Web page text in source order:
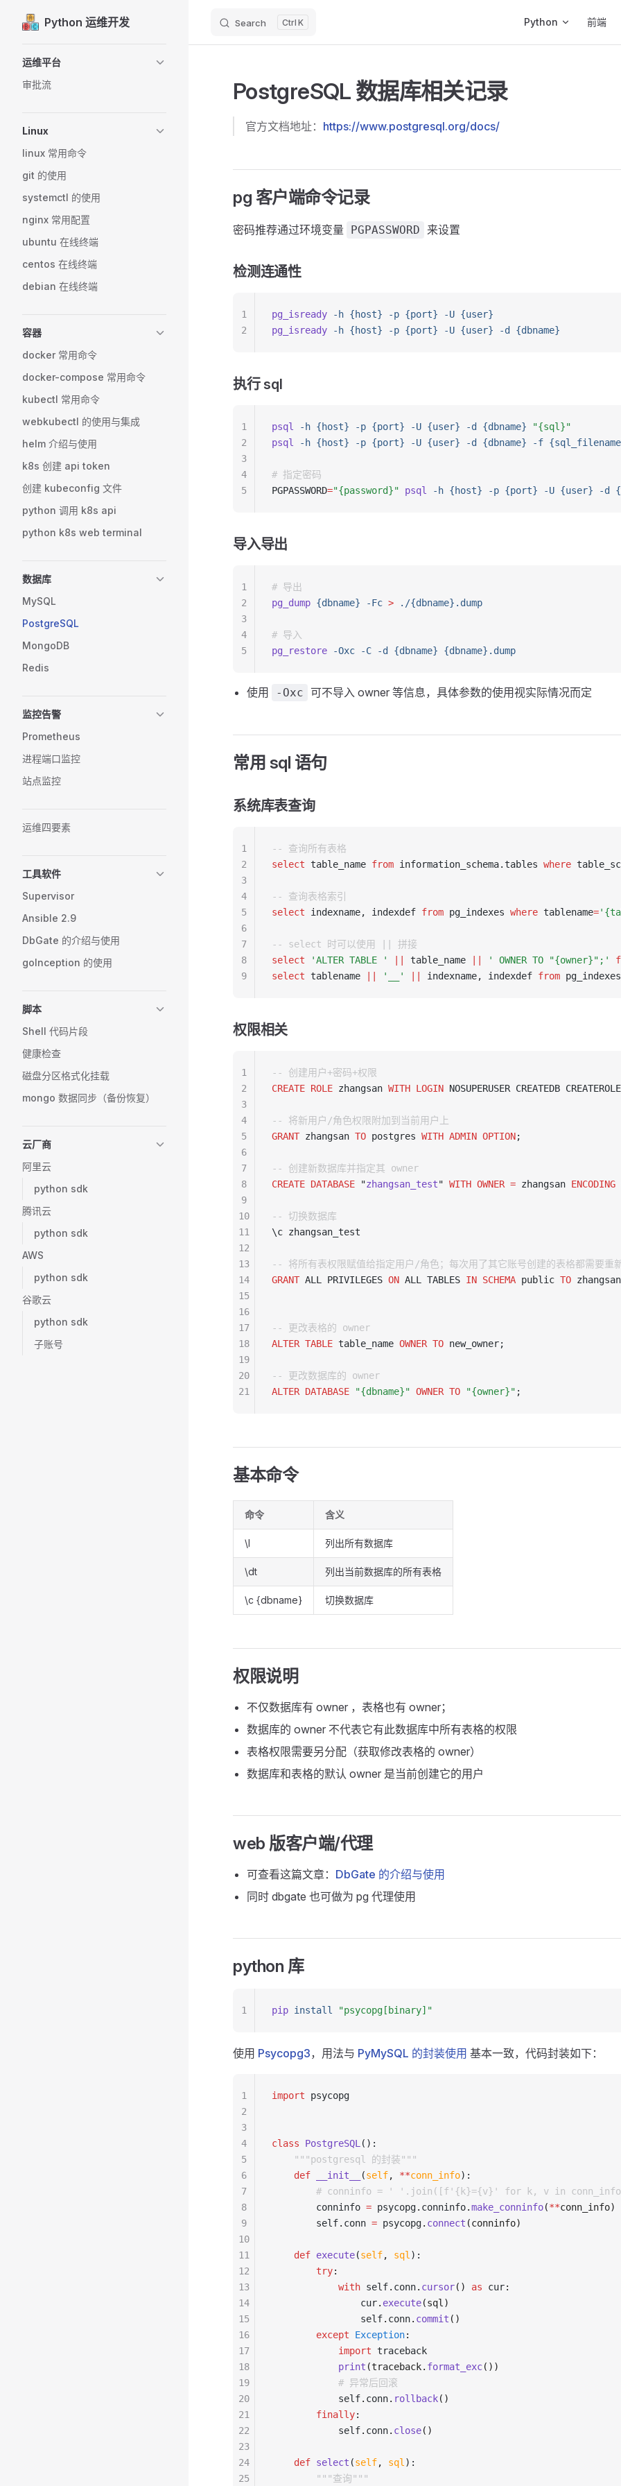
Skip to content
Python 运维开发 Search K Python 前端
运维平台
审批流
Linux
linux 常用命令
git 的使用
systemctl 的使用
nginx 常用配置
ubuntu 在线终端
centos 在线终端
debian 在线终端
容器
docker 常用命令
docker-compose 常用命令
kubectl 常用命令
webkubectl 的使用与集成
helm 介绍与使用
k8s 创建 api token
创建 kubeconfig 文件
python 调用 k8s api
python k8s web terminal
数据库
MySQL
PostgreSQL
MongoDB
Redis
监控告警
Prometheus
进程端口监控
站点监控
运维四要素
工具软件
Supervisor
Ansible 2.9
DbGate 的介绍与使用
goInception 的使用
脚本
Shell 代码片段
健康检查
磁盘分区格式化挂载
mongo 数据同步（备份恢复）
云厂商
阿里云
python sdk
腾讯云
python sdk
AWS
python sdk
谷歌云
python sdk
子账号
PostgreSQL 数据库相关记录
官方文档地址： https://www.postgresql.org/docs/
pg 客户端命令记录
密码推荐通过环境变量 PGPASSWORD 来设置
检测连通性
pg_isready -h {host} -p {port} -U {user}
pg_isready -h {host} -p {port} -U {user} -d {dbname}
1
2
执行 sql
psql -h {host} -p {port} -U {user} -d {dbname} "{sql}"
psql
-h {host} -p {port} -U {user} -d {dbname} -f
# 指定密码
PGPASSWORD="{password}" psql -h {host} -p {port} -U {user} -d
1
2
3
4
5
导入导出
# 导出
pg_dump {dbname} -Fc > ./{dbname}.dump
# 导入
pg_restore -Oxc -C -d {dbname} {dbname}.dump
1
2
3
4
5
使用 -Oxc 可不导入 owner 等信息，具体参数的使用视实际情况而定
常用 sql 语句
系统库表查询
-- 查询所有表格
select table_name from information_schema.tables where
-- 查询表格索引
select indexname, indexdef from pg_indexes where tablename=
-- select 时可以使用 || 拼接
select 'ALTER TABLE ' table_name ' OWNER TO "{owner}";'
select tablename '__' indexname, indexdef from pg_indexes
1
2
3
4
5
6
7
8
9
权限相关
-- 创建用户+密码+权限
CREATE ROLE zhangsan WITH LOGIN NOSUPERUSER CREATEDB
-- 将新用户/角色权限附加到当前用户上
GRANT zhangsan TO postgres WITH ADMIN OPTION;
-- 创建新数据库并指定其 owner
CREATE DATABASE "zhangsan_test" WITH OWNER = zhangsan ENCODING
-- 切换数据库
\c zhangsan_test
-- 将所有表权限赋值给指定用户/角色；每次用了其它账号创建的表格都需要重
GRANT ALL PRIVILEGES ON ALL TABLES IN SCHEMA public TO
-- 更改表格的 owner
ALTER TABLE table_name OWNER TO new_owner;
-- 更改数据库的 owner
ALTER DATABASE "{dbname}" OWNER TO "{owner}" ;
1
2
3
4
5
6
7
8
9
10
11
12
13
14
15
16
17
18
19
20
21
基本命令
命令 含义
\l 列出所有数据库
\dt 列出当前数据库的所有表格
\c {dbname} 切换数据库
权限说明
不仅数据库有 owner ，表格也有 owner；
数据库的 owner 不代表它有此数据库中所有表格的权限
表格权限需要另分配（获取修改表格的 owner）
数据库和表格的默认 owner 是当前创建它的用户
web 版客户端/代理
可查看这篇文章： DbGate 的介绍与使用
同时 dbgate 也可做为 pg 代理使用
python 库
pip install "psycopg[binary]"
1
使用 Psycopg3，用法与 PyMySQL 的封装使用 基本一致，代码封装如下：
import psycopg
class PostgreSQL ():
    """postgresql 的封装"""
    def
__init__ (self, **conn_info):
# conninfo = ' '.join([f'{k}={v}' for k, v in
        conninfo
= psycopg. conninfo.make_conninfo(**conn_info)
        self
. conn = psycopg. connect (conninfo)
    def
execute(self, sql ):
        try
:
            with
self. conn. cursor() as cur:
                cur
. execute(sql)
                self
. conn. commit ()
        except
Exception:
            import
traceback
            print
(traceback. format_exc())
            # 异常后回滚
            self
. conn. rollback()
        finally
:
            self
. conn. close()
    def
select (self, sql ):
        """查询"""
1
2
3
4
5
6
7
8
9
10
11
12
13
14
15
16
17
18
19
20
21
22
23
24
25